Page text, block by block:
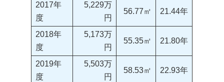
2017年
度
5,229万
円
56.77㎡ 21.44年
2018年
度
5,173万
円
55.35㎡ 21.80年
2019年
度
5,503万
円
58.53㎡ 22.93年